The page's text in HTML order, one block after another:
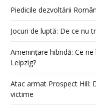
Piedicile dezvoltării
Jocuri de luptă: De ce nu
Amenințare hibridă: Ce
Leipzig?
Atac armat Prospect Hill:
victime